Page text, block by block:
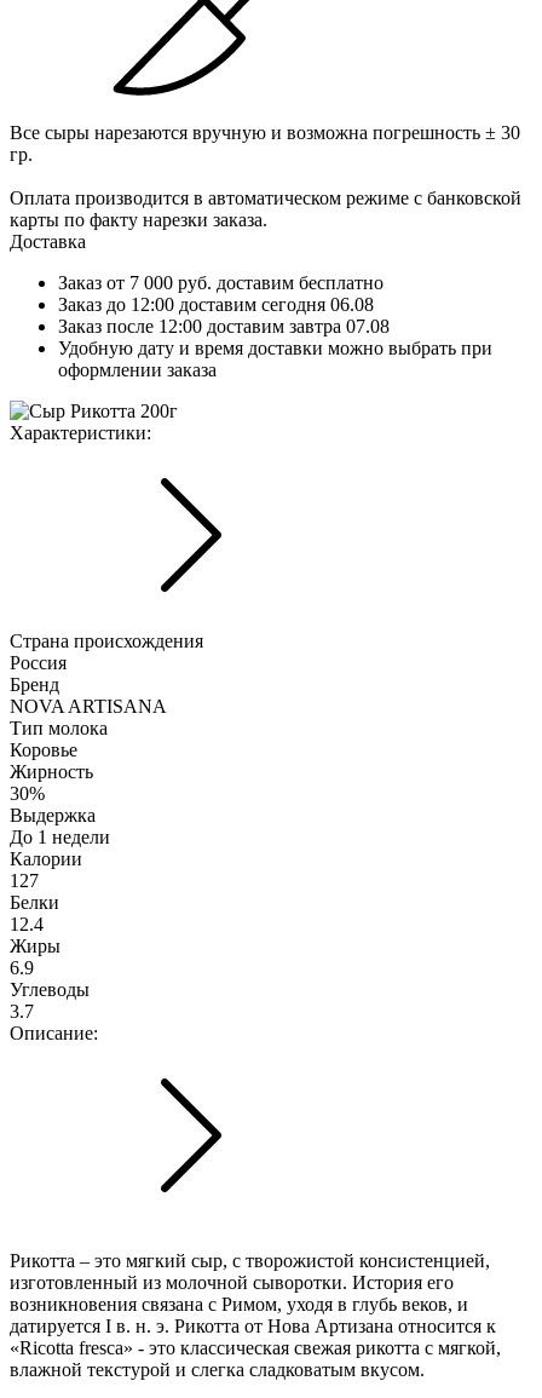
Все сыры нарезаются вручную и возможна погрешность ± 30
гр.
Оплата производится в автоматическом режиме с банковской
карты по факту нарезки заказа.
Доставка
Заказ от 7 000 руб. доставим бесплатно
Заказ до 12:00 доставим сегодня 06.08
Заказ после 12:00 доставим завтра 07.08
Удобную дату и время доставки можно выбрать при
оформлении заказа
Характериcтики:
Страна происхождения
Россия
Бренд
NOVA ARTISANA
Тип молока
Коровье
Жирность
30%
Выдержка
До 1 недели
Калории
127
Белки
12.4
Жиры
6.9
Углеводы
3.7
Описание:
Рикотта – это мягкий сыр, с творожистой консистенцией,
изготовленный из молочной сыворотки. История его
возникновения связана с Римом, уходя в глубь веков, и
датируется I в. н. э. Рикотта от Нова Артизана относится к
«Ricotta fresca» - это классическая свежая рикотта с мягкой,
влажной текстурой и слегка сладковатым вкусом.